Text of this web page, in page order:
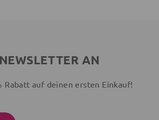
AN
auf deinen ersten Einkauf!